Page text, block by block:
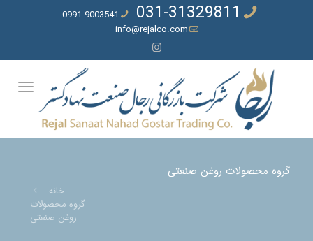
031-31329811
9003541 0991
info@rejalco.com
گروه محصولات روغن صنعتی
خانه
گروه محصولات
روغن صنعتی